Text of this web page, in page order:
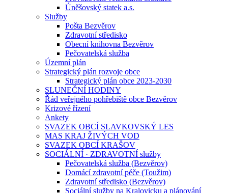
Úněšovský statek a.s.
Služby
Pošta Bezvěrov
Zdravotní středisko
Obecní knihovna Bezvěrov
Pečovatelská služba
Územní plán
Strategický plán rozvoje obce
Strategický plán obce 2023-2030
SLUNEČNÍ HODINY
Řád veřejného pohřebiště obce Bezvěrov
Krizové řízení
Ankety
SVAZEK OBCÍ SLAVKOVSKÝ LES
MAS KRAJ ŽIVÝCH VOD
SVAZEK OBCÍ KRAŠOV
SOCIÁLNÍ · ZDRAVOTNÍ služby
Pečovatelská služba (Bezvěrov)
Domácí zdravotní péče (Toužim)
Zdravotní středisko (Bezvěrov)
Sociální služby na Kralovicku a plánování